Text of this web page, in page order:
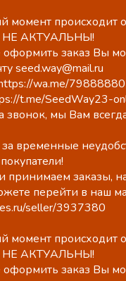
происходит
АКТУАЛЬНЫ!
оформить заказ Вы
seed.way@mail.ru
wa.me/
t.me/SeedWay23-
мы Вам
временные
заказы,
перейти в наш
seller/3937380
происходит
АКТУАЛЬНЫ!
оформить заказ Вы